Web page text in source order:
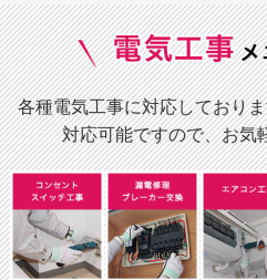
各種電気工事に対応しており
対応可能ですので、お気